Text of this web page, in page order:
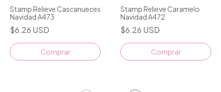
Stamp Relieve Cascanueces
Navidad A473
$6.26 USD
Stamp Relieve Caramelo
Navidad A472
$6.26 USD